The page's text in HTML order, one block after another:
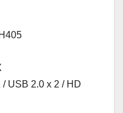
USB 2.0 x 2 / HD